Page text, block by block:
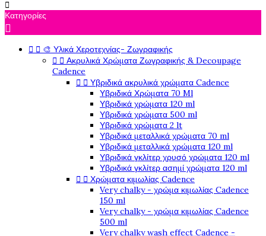

Κατηγορίες

  🎨 Υλικά Χεροτεχνίας- Ζωγραφικής
  Ακρυλικά Χρώματα Ζωγραφικής & Decoupage
Cadence
  Υβριδικά ακρυλικά χρώματα Cadence
Υβριδικά Χρώματα 70 Ml
Υβριδικά χρώματα 120 ml
Υβριδικά χρώματα 500 ml
Υβριδικά χρώματα 2 lt
Υβριδικά μεταλλικά χρώματα 70 ml
Υβριδικά μεταλλικά χρώματα 120 ml
Υβριδικά γκλίτερ χρυσό χρώματα 120 ml
Υβριδικά γκλίτερ ασημί χρώματα 120 ml
  Χρώματα κιμωλίας Cadence
Very chalky - χρώμα κιμωλίας Cadence
150 ml
Very chalky - χρώμα κιμωλίας Cadence
500 ml
Very chalky wash effect Cadence -